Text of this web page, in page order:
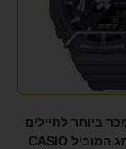
ביותר לחיילים
מבית המותג המוביל CASIO